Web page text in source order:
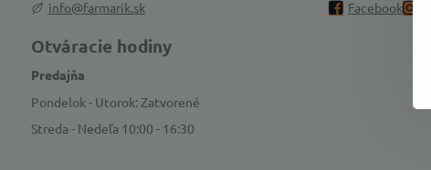
info@farmarik.sk
Otváracie hodiny
Predajňa
Pondelok - Utorok: Zatvorené
Streda - Nedeľa 10:00 - 16:30
Facebook